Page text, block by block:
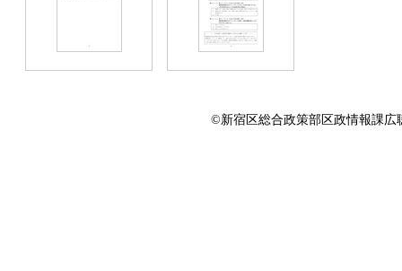
©新宿区総合政策部区政情報課